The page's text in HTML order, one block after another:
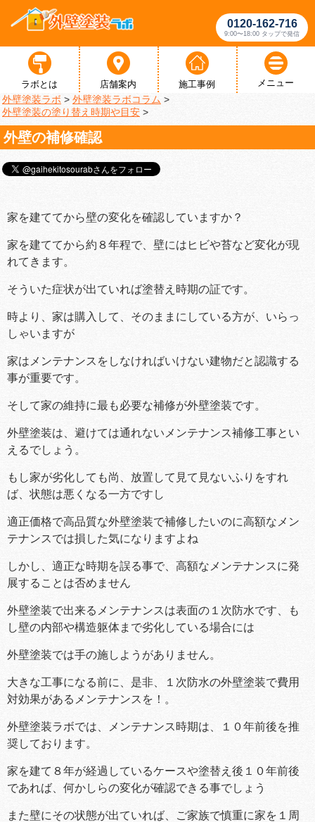
0120-162-716
9:00〜18:00 タップで発信
ラボとは 店舗案内 施工事例 メニュー
外壁塗装ラボ > 外壁塗装ラボコラム >
外壁塗装の塗り替え時期や目安 >
外壁の補修確認
家を建ててから壁の変化を確認していますか？
家を建ててから約８年程で、壁にはヒビや苔など変化が現
れてきます。
そういた症状が出ていれば塗替え時期の証です。
時より、家は購入して、そのままにしている方が、いらっ
しゃいますが
家はメンテナンスをしなければいけない建物だと認識する
事が重要です。
そして家の維持に最も必要な補修が外壁塗装です。
外壁塗装は、避けては通れないメンテナンス補修工事とい
えるでしょう。
もし家が劣化しても尚、放置して見て見ないふりをすれ
ば、状態は悪くなる一方ですし
適正価格で高品質な外壁塗装で補修したいのに高額なメン
テナンスでは損した気になりますよね
しかし、適正な時期を誤る事で、高額なメンテナンスに発
展することは否めません
外壁塗装で出来るメンテナンスは表面の１次防水です、も
し壁の内部や構造躯体まで劣化している場合には
外壁塗装では手の施しようがありません。
大きな工事になる前に、是非、１次防水の外壁塗装で費用
対効果があるメンテナンスを！。
外壁塗装ラボでは、メンテナンス時期は、１０年前後を推
奨しております。
家を建て８年が経過しているケースや塗替え後１０年前後
であれば、何かしらの変化が確認できる事でしょう
また壁にその状態が出ていれば、ご家族で慎重に家を１周